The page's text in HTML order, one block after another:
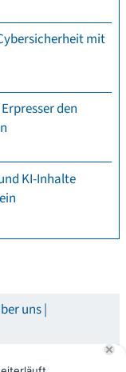
mit
den
KI-Inhalte
uns